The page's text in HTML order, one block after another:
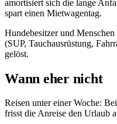
amortisiert sich die lange
spart einen Mietwagentag.
Hundebesitzer und
(SUP, Tauchausrüstung,
gelöst.
Wann eher nicht
Reisen unter einer Woche:
frisst die Anreise den Urlaub